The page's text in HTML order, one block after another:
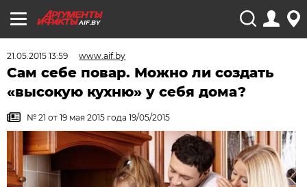
AIF.BY
21.05.2015 13:59 www.aif.by
Сам себе повар. Можно ли создать
«высокую кухню» у себя дома?
№ 21 от 19 мая 2015 года 19/05/2015